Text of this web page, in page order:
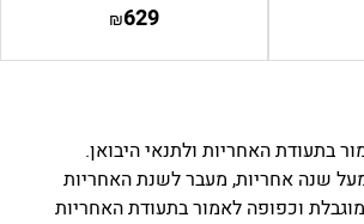
629
₪
בתעודת האחריות ולתנאי היבואן.
שנה אחריות, מעבר לשנת האחריות
וכפופה לאמור בתעודת האחריות